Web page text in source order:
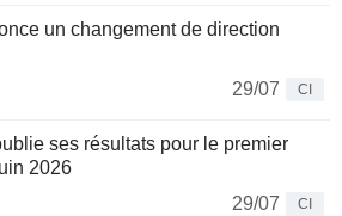
un changement de direction
29/07
CI
ses résultats pour le premier
2026
29/07
CI